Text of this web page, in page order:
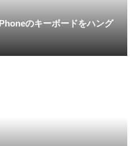
のキーボードをハング